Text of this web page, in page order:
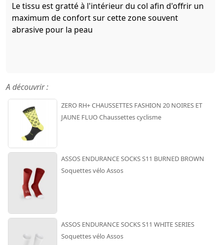
Le tissu est gratté à l'intérieur du col afin d'offrir un
maximum de confort sur cette zone souvent
abrasive pour la peau
A découvrir :
ZERO RH+ CHAUSSETTES FASHION 20 NOIRES ET
JAUNE FLUO Chaussettes cyclisme
ASSOS ENDURANCE SOCKS S11 BURNED BROWN
Soquettes vélo Assos
ASSOS ENDURANCE SOCKS S11 WHITE SERIES
Soquettes vélo Assos